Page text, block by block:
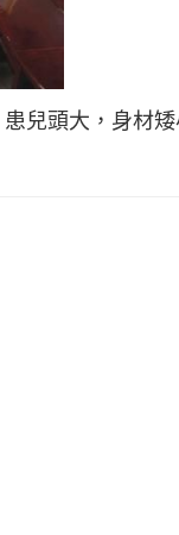
兒頭大，身材